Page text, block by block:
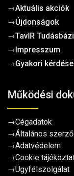
→Aktuális akciók
→Újdonságok
→TavIR
→ Impresszum
→Gyakori
Működési
→Cégadatok
→Általános
→Adatvédelem
→Cookie
→Ügyfélszolgálat